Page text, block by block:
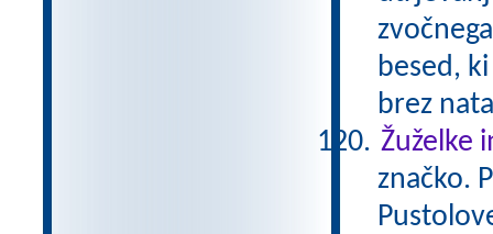
besed,
brez
Žuželke
značko.